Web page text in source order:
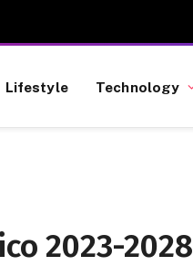
Lifestyle Technology
2023-2028